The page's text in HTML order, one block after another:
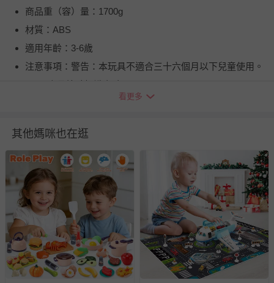
商品重（容）量：1700g
材質：ABS
適用年齡：3-6歲
注意事項：警告：本玩具不適合三十六個月以下兒童使用。
並非試用期，您所退回的商品必須是未經使用的全新狀態，
如需退換貨，請於收到商品7天（含例假日內提出），如為
瑕疵退換貨所產生的運費，將由媽咪愛負責處理，若非瑕疵
退貨，您可至『查詢訂單』>『已出貨』中查詢該筆訂單，
並點選『我要退貨』即可進行申請。若有相關退貨問題，請
至媽咪愛 LINE@客服ID: @mamilove我們將依序為您處理
與服務，謝謝。
針對滿件折/滿額贈…等活動，如因部份退貨，而該訂單保
看更多
其他媽咪也在逛